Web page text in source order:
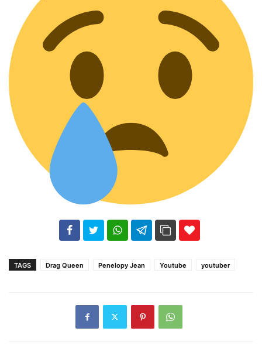
102 35
TAGS Drag Queen Penelopy Jean Youtube youtuber